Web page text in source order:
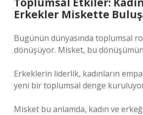
Erkekler Miskette
Bugünün dünyasında toplumsal
dönüşüyor. Misket, bu
Erkeklerin liderlik, kadınların
yeni bir toplumsal denge
Misket bu anlamda, kadın ve